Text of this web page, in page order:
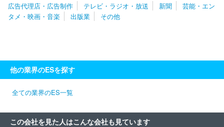
サンテレビジョン
株式会社東日本放送
株式会社静岡朝日テレビ
株式会社ＢＳ日テレ
株式会社宮城テレビ放送
社静岡第一テレビ
静岡放送株式会社 株式会社テレビ新広島
広告代理店・広告制作 テレビ・ラジオ・放送 新聞
芸能・エン
タメ・映画・音楽
出版業 その他
他の業界のESを探す
全ての業界のES一覧
この会社を見た人はこんな会社も見ています